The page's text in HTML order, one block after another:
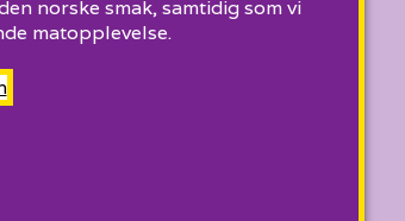
norske smak, samtidig som vi
matopplevelse.